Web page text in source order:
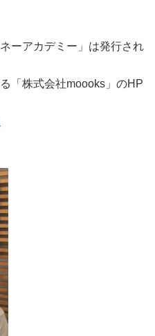
ーアカデミー」は発行され
「株式会社moooks」のHP